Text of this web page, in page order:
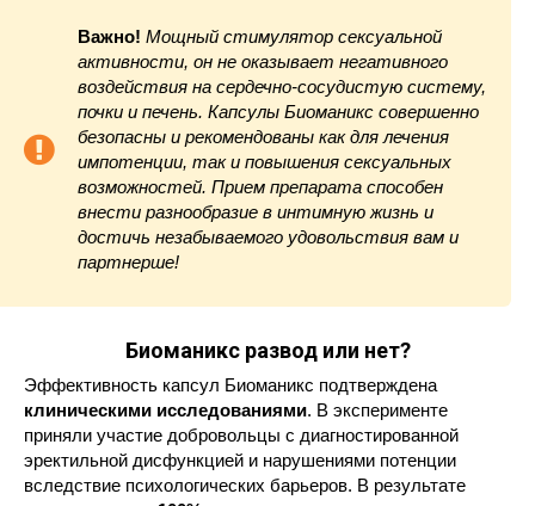
Важно! Мощный стимулятор сексуальной
активности, он не оказывает негативного
воздействия на сердечно-сосудистую систему,
почки и печень. Капсулы Биоманикс совершенно
безопасны и рекомендованы как для лечения
импотенции, так и повышения сексуальных
возможностей. Прием препарата способен
внести разнообразие в интимную жизнь и
достичь незабываемого удовольствия вам и
партнерше!
Биоманикс развод или нет?
Эффективность капсул Биоманикс подтверждена
клиническими исследованиями. В эксперименте
приняли участие добровольцы с диагностированной
эректильной дисфункцией и нарушениями потенции
вследствие психологических барьеров. В результате